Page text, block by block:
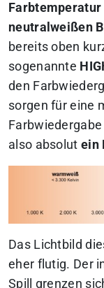
neutralweißen
bereits oben
sogenannte
den
sorgen für eine
also absolut ein
Das Lichtbild
eher flutig. Der
Spill grenzen